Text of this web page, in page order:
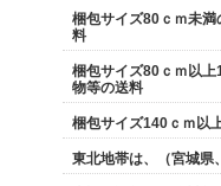
梱包サイズ80ｃｍ未
料
梱包サイズ80ｃｍ以
物等の送料
梱包サイズ140ｃｍ以
東北地帯は、（宮城県